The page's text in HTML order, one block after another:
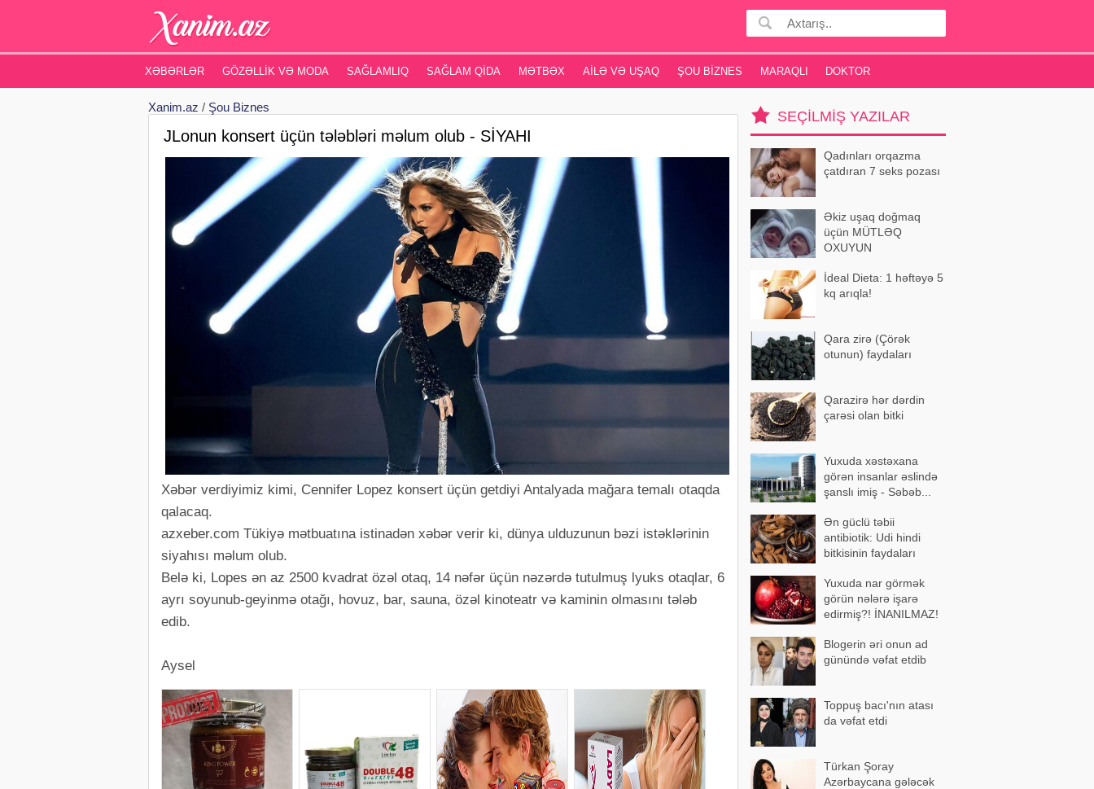
XƏBƏRLƏR GÖZƏLLIK VƏ MODA SAĞLAMLIQ SAĞLAM QIDA MƏTBƏX AILƏ VƏ UŞAQ ŞOU BIZNES MARAQLI DOKTOR
Xanim.az / Şou Biznes
JLonun konsert üçün tələbləri məlum olub - SİYAHI
Xəbər verdiyimiz kimi, Cennifer Lopez konsert üçün getdiyi Antalyada mağara temalı otaqda
qalacaq.
azxeber.com Tükiyə mətbuatına istinadən xəbər verir ki, dünya ulduzunun bəzi istəklərinin
siyahısı məlum olub.
Belə ki, Lopes ən az 2500 kvadrat özəl otaq, 14 nəfər üçün nəzərdə tutulmuş lyuks otaqlar, 6
ayrı soyunub-geyinmə otağı, hovuz, bar, sauna, özəl kinoteatr və kaminin olmasını tələb
edib.
Aysel
SEÇILMIŞ YAZILAR
Qadınları orqazma
çatdıran 7 seks pozası
Əkiz uşaq doğmaq
üçün MÜTLƏQ
OXUYUN
İdeal Dieta: 1 həftəyə 5
kq arıqla!
Qara zirə (Çörək
otunun) faydaları
Qarazirə hər dərdin
çarəsi olan bitki
Yuxuda xəstəxana
görən insanlar əslində
şanslı imiş - Səbəb...
Ən güclü təbii
antibiotik: Udi hindi
bitkisinin faydaları
Yuxuda nar görmək
görün nələrə işarə
edirmiş?! İNANILMAZ!
Blogerin əri onun ad
günündə vəfat etdib
Toppuş bacı'nın atası
da vəfat etdi
Türkan Şoray
Azərbaycana gələcək